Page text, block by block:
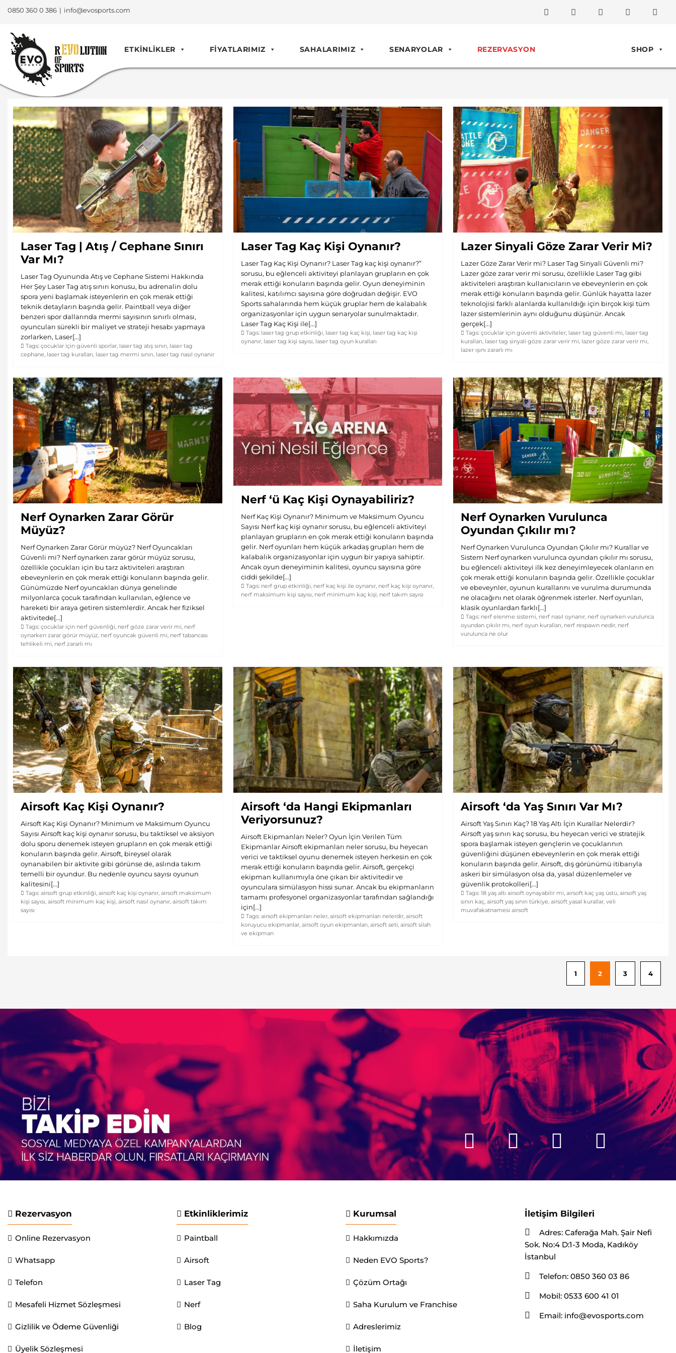
0850 360 0 386 | info@evosports.com
ETKINLIKLER FIYATLARIMIZ SAHALARIMIZ SENARYOLAR SHOP
REZERVASYON
Laser Tag | Atış / Cephane Sınırı
Var Mı?
Laser Tag Oyununda Atış ve Cephane Sistemi Hakkında
Her Şey Laser Tag atış sınırı konusu, bu adrenalin dolu
spora yeni başlamak isteyenlerin en çok merak ettiği
teknik detayların başında gelir. Paintball veya diğer
benzeri spor dallarında mermi sayısının sınırlı olması,
oyuncuları sürekli bir maliyet ve strateji hesabı yapmaya
zorlarken, Laser[...]
Tags: çocuklar için güvenli sporlar, laser tag atış sınırı, laser tag
cephane, laser tag kuralları, laser tag mermi sınırı, laser tag nasıl oynanır
Laser Tag Kaç Kişi Oynanır?
Laser Tag Kaç Kişi Oynanır? Laser Tag kaç kişi oynanır?”
sorusu, bu eğlenceli aktiviteyi planlayan grupların en çok
merak ettiği konuların başında gelir. Oyun deneyiminin
kalitesi, katılımcı sayısına göre doğrudan değişir. EVO
Sports sahalarında hem küçük gruplar hem de kalabalık
organizasyonlar için uygun senaryolar sunulmaktadır.
Laser Tag Kaç Kişi ile[...]
Tags: laser tag grup etkinliği, laser tag kaç kişi, laser tag kaç kişi
oynanır, laser tag kişi sayısı, laser tag oyun kuralları
Lazer Sinyali Göze Zarar Verir Mi?
Lazer Göze Zarar Verir mi? Laser Tag Sinyali Güvenli mi?
Lazer göze zarar verir mi sorusu, özellikle Laser Tag gibi
aktiviteleri araştıran kullanıcıların ve ebeveynlerin en çok
merak ettiği konuların başında gelir. Günlük hayatta lazer
teknolojisi farklı alanlarda kullanıldığı için birçok kişi tüm
lazer sistemlerinin aynı olduğunu düşünür. Ancak
gerçek[...]
Tags:çocuklar için güvenli aktiviteler, laser tag güvenli mi, laser tag
kuralları, laser tag sinyali göze zarar verir mi, lazer göze zarar verir mi,
lazer ışını zararlı mı
Nerf Oynarken Zarar Görür
Müyüz?
Nerf Oynarken Zarar Görür müyüz? Nerf Oyuncakları
Güvenli mi? Nerf oynarken zarar görür müyüz sorusu,
özellikle çocukları için bu tarz aktiviteleri araştıran
ebeveynlerin en çok merak ettiği konuların başında gelir.
Günümüzde Nerf oyuncakları dünya genelinde
milyonlarca çocuk tarafından kullanılan, eğlence ve
hareketi bir araya getiren sistemlerdir. Ancak her fiziksel
aktivitede[...]
Tags: çocuklar için nerf güvenliği, nerf göze zarar verir mi, nerf
oynarken zarar görür müyüz, nerf oyuncak güvenli mi, nerf tabancası
tehlikeli mi, nerf zararlı mı
Nerf ‘ü Kaç Kişi Oynayabiliriz?
Nerf Kaç Kişi Oynanır? Minimum ve Maksimum Oyuncu
Sayısı Nerf kaç kişi oynanır sorusu, bu eğlenceli aktiviteyi
planlayan grupların en çok merak ettiği konuların başında
gelir. Nerf oyunları hem küçük arkadaş grupları hem de
kalabalık organizasyonlar için uygun bir yapıya sahiptir.
Ancak oyun deneyiminin kalitesi, oyuncu sayısına göre
ciddi şekilde[...]
Tags: nerf grup etkinliği, nerf kaç kişi ile oynanır, nerf kaç kişi oynanır,
nerf maksimum kişi sayısı, nerf minimum kaç kişi, nerf takım sayısı
Nerf Oynarken Vurulunca
Oyundan Çıkılır mı?
Nerf Oynarken Vurulunca Oyundan Çıkılır mı? Kurallar ve
Sistem Nerf oynarken vurulunca oyundan çıkılır mı sorusu,
bu eğlenceli aktiviteyi ilk kez deneyimleyecek olanların en
çok merak ettiği konuların başında gelir. Özellikle çocuklar
ve ebeveynler, oyunun kurallarını ve vurulma durumunda
ne olacağını net olarak öğrenmek isterler. Nerf oyunları,
klasik oyunlardan farklı[...]
Tags: nerf elenme sistemi, nerf nasıl oynanır, nerf oynarken vurulunca
oyundan çıkılır mı, nerf oyun kuralları, nerf respawn nedir, nerf
vurulunca ne olur
Airsoft Kaç Kişi Oynanır?
Airsoft Kaç Kişi Oynanır? Minimum ve Maksimum Oyuncu
Sayısı Airsoft kaç kişi oynanır sorusu, bu taktiksel ve aksiyon
dolu sporu denemek isteyen grupların en çok merak ettiği
konuların başında gelir. Airsoft, bireysel olarak
oynanabilen bir aktivite gibi görünse de, aslında takım
temelli bir oyundur. Bu nedenle oyuncu sayısı oyunun
kalitesini[...]
Tags: airsoft grup etkinliği, airsoft kaç kişi oynanır, airsoft maksimum
kişi sayısı, airsoft minimum kaç kişi, airsoft nasıl oynanır, airsoft takım
sayısı
Airsoft ‘da Hangi Ekipmanları
Veriyorsunuz?
Airsoft Ekipmanları Neler? Oyun İçin Verilen Tüm
Ekipmanlar Airsoft ekipmanları neler sorusu, bu heyecan
verici ve taktiksel oyunu denemek isteyen herkesin en çok
merak ettiği konuların başında gelir. Airsoft, gerçekçi
ekipman kullanımıyla öne çıkan bir aktivitedir ve
oyunculara simülasyon hissi sunar. Ancak bu ekipmanların
tamamı profesyonel organizasyonlar tarafından sağlandığı
için[...]
Tags: airsoft ekipmanları neler, airsoft ekipmanları nelerdir, airsoft
koruyucu ekipmanlar, airsoft oyun ekipmanları, airsoft seti, airsoft silah
ve ekipman
Airsoft ‘da Yaş Sınırı Var Mı?
Airsoft Yaş Sınırı Kaç? 18 Yaş Altı İçin Kurallar Nelerdir?
Airsoft yaş sınırı kaç sorusu, bu heyecan verici ve stratejik
spora başlamak isteyen gençlerin ve çocuklarının
güvenliğini düşünen ebeveynlerin en çok merak ettiği
konuların başında gelir. Airsoft, dış görünümü itibarıyla
askeri bir simülasyon olsa da, yasal düzenlemeler ve
güvenlik protokolleri[...]
Tags:18 yaş altı airsoft oynayabilir mi,airsoft kaç yaş üstü,airsoft yaş
sınırı kaç,airsoft yaş sınırı türkiye,airsoft yasal kurallar,veli
muvafakatnamesi airsoft
1 2 3 4
Rezervasyon
Online Rezervasyon
Whatsapp
Telefon
Mesafeli Hizmet Sözleşmesi
Gizlilik ve Ödeme Güvenliği
Üyelik Sözleşmesi
Etkinliklerimiz
Paintball
Airsoft
Laser Tag
Nerf
Blog
Kurumsal
Hakkımızda
Neden EVO Sports?
Çözüm Ortağı
Saha Kurulum ve Franchise
Adreslerimiz
İletişim
İletişim Bilgileri
Adres: Caferağa Mah. Şair Nefi
Sok. No:4 D:1-3 Moda, Kadıköy
İstanbul
Telefon: 0850 360 03 86
Mobil: 0533 600 41 01
Email: info@evosports.com